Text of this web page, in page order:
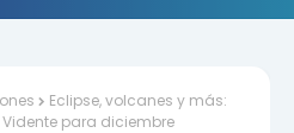
Eclipse, volcanes y más:
para diciembre